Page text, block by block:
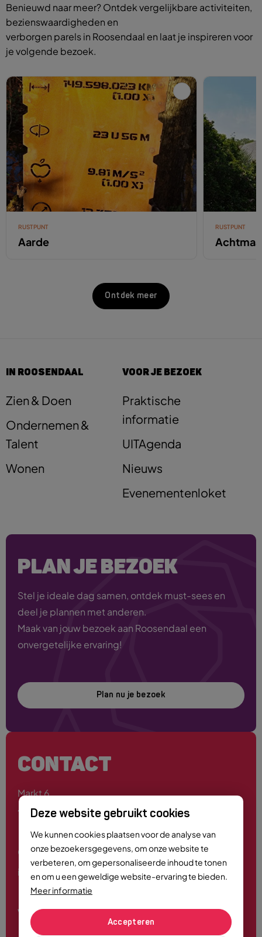
Deze website gebruikt cookies
We kunnen cookies plaatsen voor de analyse van
onze bezoekersgegevens, om onze website te
verbeteren, om gepersonaliseerde inhoud te tonen
en om u een geweldige website-ervaring te bieden.
Meer informatie
Accepteren
Benieuwd naar meer? Ontdek vergelijkbare activiteiten,
bezienswaardigheden en
verborgen parels in Roosendaal en laat je inspireren voor
je volgende bezoek.
RUSTPUNT
Aarde
RUSTPUNT
Ontdek meer
IN ROOSENDAAL
Zien & Doen
Ondernemen &
Talent
Wonen
VOOR JE BEZOEK
Praktische
informatie
UITAgenda
Nieuws
Evenementenloket
PLAN JE BEZOEK
Stel je ideale dag samen, ontdek must-sees en
deel je plannen met anderen.
Maak van jouw bezoek aan Roosendaal een
onvergetelijke ervaring!
Plan nu je bezoek
CONTACT
Markt 6
4701 PE Roosendaal
0165 - 55 44 00
info@roosendaalcitymarketing.nl
Volg ons